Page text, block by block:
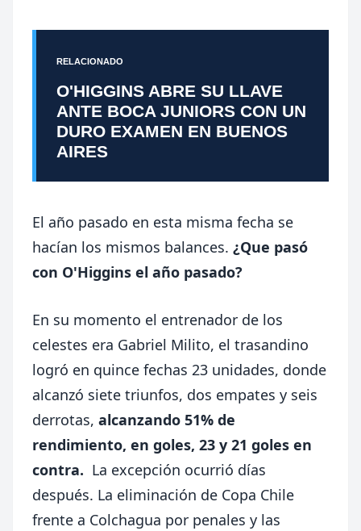
RELACIONADO
O'HIGGINS ABRE SU LLAVE
ANTE BOCA JUNIORS CON UN
DURO EXAMEN EN BUENOS
AIRES
El año pasado en esta misma fecha se
hacían los mismos balances. ¿Que pasó
con O'Higgins el año pasado?
En su momento el entrenador de los
celestes era Gabriel Milito, el trasandino
logró en quince fechas 23 unidades, donde
alcanzó siete triunfos, dos empates y seis
derrotas, alcanzando 51% de
rendimiento, en goles, 23 y 21 goles en
contra. La excepción ocurrió días
después. La eliminación de Copa Chile
frente a Colchagua por penales y las